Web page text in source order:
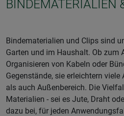
BINDEMATERIALIEN
Bindematerialien und Clips sind
Garten und im Haushalt. Ob zum
Organisieren von Kabeln oder
Gegenstände, sie erleichtern
als auch Außenbereich. Die
Materialien - sei es Jute, Draht
dazu bei, für jeden